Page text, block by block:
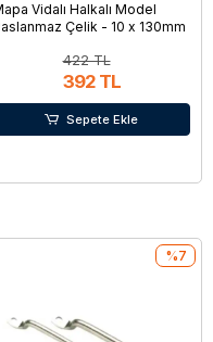
Vidalı Halkalı Model
Çelik - 10 x 130mm
422 TL
392 TL
Sepete Ekle
%7